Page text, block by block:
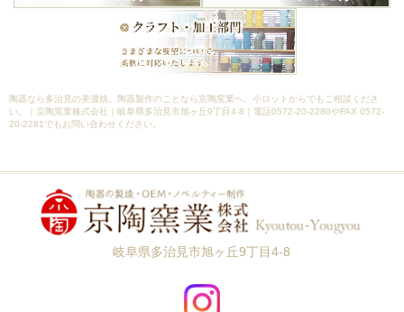
陶器なら多治見の美濃焼。陶器製作のことなら京陶窯業へ。小ロットからでもご相談くださ
い。｜京陶窯業株式会社｜岐阜県多治見市旭ヶ丘9丁目4-8｜電話0572-20-2280やFAX 0572-
20-2281でもお問い合わせください。
岐阜県多治見市旭ヶ丘9丁目4-8